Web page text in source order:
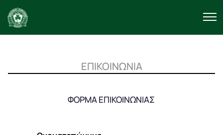
ΕΠΙΚΟΙΝΩΝΙΑ
ΦΟΡΜΑ ΕΠΙΚΟΙΝΩΝΙΑΣ